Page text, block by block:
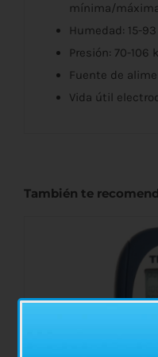
mínima/
Humedad: 15-93
Presión: 70-106
Fuente de
Vida útil
También te